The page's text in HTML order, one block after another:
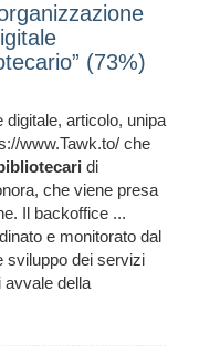
(73%)
digitale, articolo, unipa
www.Tawk.to/ che
di
che viene presa
Il backoffice ...
e monitorato dal
sviluppo dei servizi
avvale della